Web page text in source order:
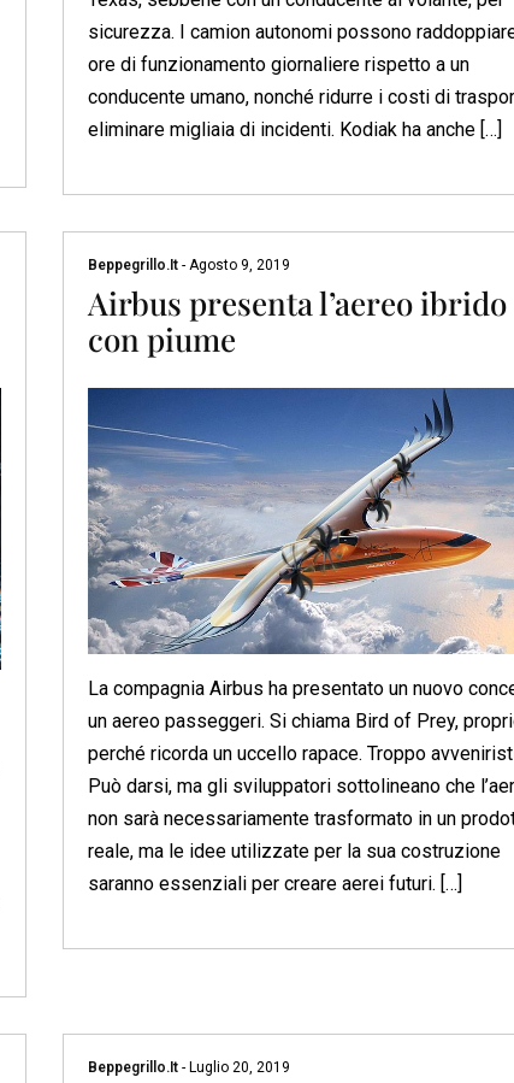
sicurezza. I camion autonomi possono
ore di funzionamento giornaliere rispetto a un
conducente umano, nonché ridurre i costi di
eliminare migliaia di incidenti. Kodiak ha anche […]
Beppegrillo.it -Agosto 9, 2019
Airbus presenta l’aereo ibrido
con piume
La compagnia Airbus ha presentato un nuovo
un aereo passeggeri. Si chiama Bird of Prey,
perché ricorda un uccello rapace. Troppo
Può darsi, ma gli sviluppatori sottolineano che
non sarà necessariamente trasformato in un
reale, ma le idee utilizzate per la sua costruzione
saranno essenziali per creare aerei futuri. […]
Beppegrillo.it -Luglio 20, 2019